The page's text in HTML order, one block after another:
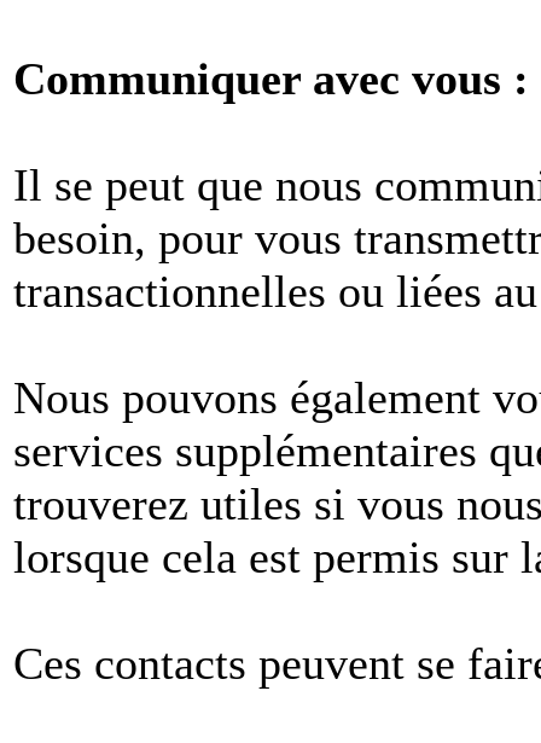
Communiquer avec vous :
Il se peut que nous
besoin, pour vous
transactionnelles ou liées
Nous pouvons également
services supplémentaires
trouverez utiles si vous
lorsque cela est permis sur
Ces contacts peuvent se